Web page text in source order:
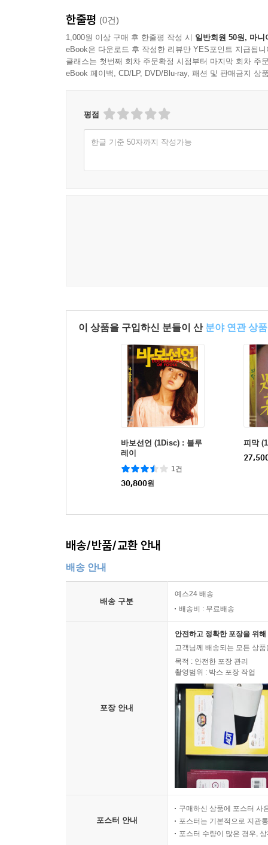
한줄평 (0건)
1,000원 이상 구매 후 한줄평 작성 시 일반회원 50원, 마니
eBook은 다운로드 후 작성한 리뷰만 YES포인트 지급됩니
클래스는 첫번째 회차 주문확정 시점부터 마지막 회차 주
eBook 페이백, CD/LP, DVD/Blu-ray, 패션 및 판매금지 상
평점
한글 기준 50자까지 작성가능
이 상품을 구입하신 분들이 산 분야 연관 상품
바보선언 (1Disc) : 블루
레이
1건
30,800원
피막
배송/반품/교환 안내
배송 안내
배송 구분
예스24 배송
배송비 : 무료배송
포장 안내
안전하고 정확한 포장을 위
고객님께 배송되는 모든 상
목적 : 안전한 포장 관리
촬영범위 : 박스 포장 작업
포스터 안내
구매하신 상품에 포스터 사
포스터는 기본적으로 지관
포스터 수량이 많은 경우,